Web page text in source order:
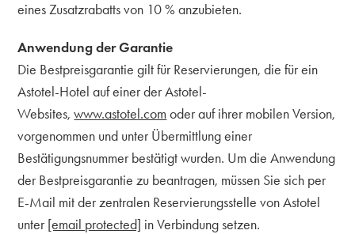
eines Zusatzrabatts von 10 % anzubieten.
Anwendung der Garantie
Die Bestpreisgarantie gilt für Reservierungen, die für ein
Astotel-Hotel auf einer der Astotel-
Websites,www.astotel.com oder auf ihrer mobilen Version,
vorgenommen und unter Übermittlung einer
Bestätigungsnummer bestätigt wurden. Um die Anwendung
der Bestpreisgarantie zu beantragen, müssen Sie sich per
E-Mail mit der zentralen Reservierungsstelle von Astotel
unter[email protected] in Verbindung setzen.